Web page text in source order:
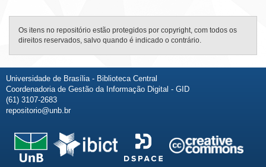
Os itens no repositório estão protegidos por copyright, com todos os
direitos reservados, salvo quando é indicado o contrário.
Universidade de Brasília - Biblioteca Central
Coordenadoria de Gestão da Informação Digital - GID
(61) 3107-2683
repositorio@unb.br